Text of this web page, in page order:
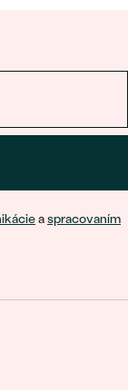
aspracovaním